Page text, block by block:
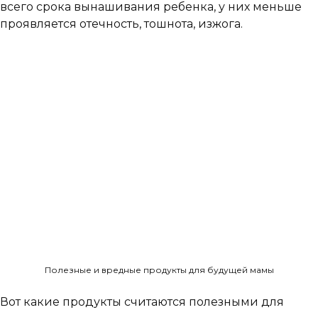
всего срока вынашивания ребенка, у них меньше
проявляется отечность, тошнота, изжога.
Полезные и вредные продукты для будущей мамы
Вот какие продукты считаются полезными для